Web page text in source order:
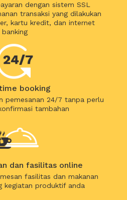
dengan sistem SSL
transaksi yang dilakukan
kartu kredit, dan internet
banking
booking
pemesanan 24/7 tanpa perlu
tambahan
dan fasilitas online
fasilitas dan makanan
kegiatan produktif anda